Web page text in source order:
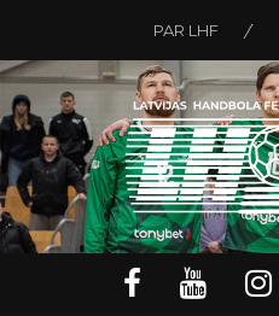
PAR LHF